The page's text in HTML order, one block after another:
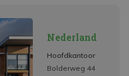
Nederland
Hoofdkantoor
Bolderweg 44